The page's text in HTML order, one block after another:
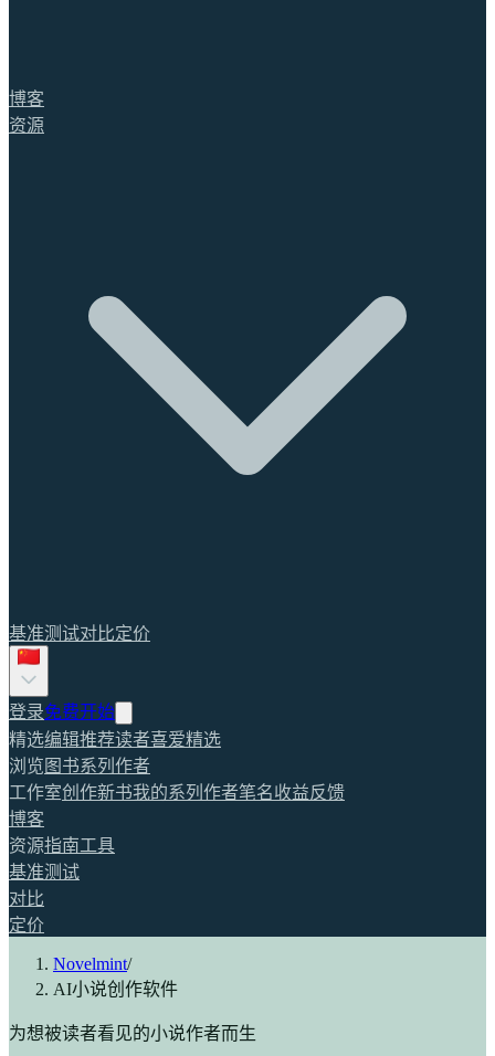
博客
资源
基准测试对比定价
登录免费开始
精选编辑推荐读者喜爱精选
浏览 图书系列 作者
工作室创作新书我的系列 作者笔名收益反馈
博客
资源指南工具
基准测试
对比
定价
Novelmint/
AI小说创作软件
为想被读者看见的小说作者而生